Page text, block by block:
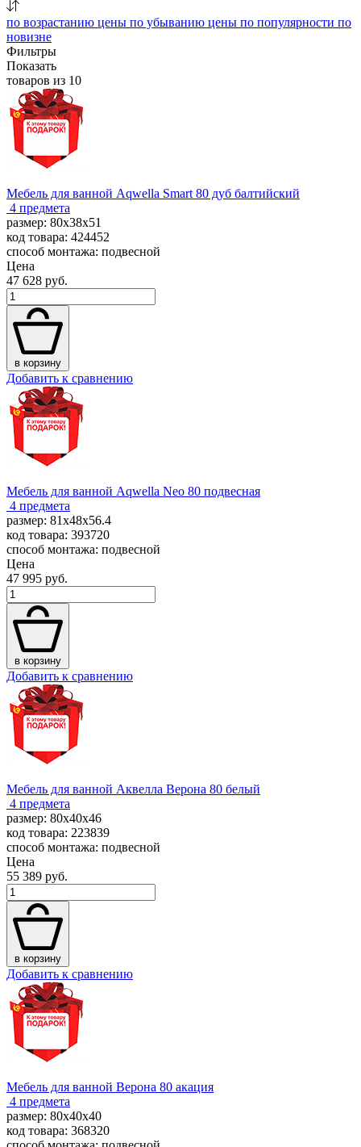
по возрастанию цены по убыванию цены по популярности по
новизне
Фильтры
Показать
товаров из 10
Мебель для ванной Aqwella Smart 80 дуб балтийский
4 предмета
размер: 80x38x51
код товара: 424452
способ монтажа: подвесной
Цена
47 628 руб.
в корзину
Добавить к сравнению
Мебель для ванной Aqwella Neo 80 подвесная
4 предмета
размер: 81x48x56.4
код товара: 393720
способ монтажа: подвесной
Цена
47 995 руб.
в корзину
Добавить к сравнению
Мебель для ванной Аквелла Верона 80 белый
4 предмета
размер: 80x40x46
код товара: 223839
способ монтажа: подвесной
Цена
55 389 руб.
в корзину
Добавить к сравнению
Мебель для ванной Верона 80 акация
4 предмета
размер: 80x40x40
код товара: 368320